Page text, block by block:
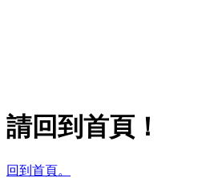
請回到首頁！
回到首頁。